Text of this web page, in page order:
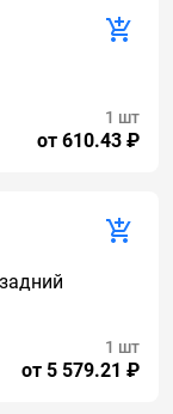
от 610.43 ₽
1 шт
от 5 579.21 ₽
1 шт